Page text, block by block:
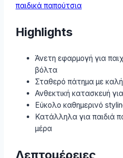
παιδικά παπούτσια
Highlights
Άνετη εφαρμογή για
βόλτα
Σταθερό πάτημα με
Ανθεκτική κατασκευή
Εύκολο καθημερινό
Κατάλληλα για παιδιά
μέρα
Λεπτομέρειες